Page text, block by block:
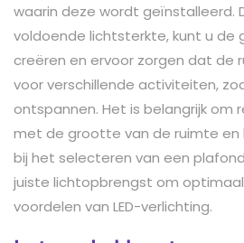
waarin deze wordt geïnstalleerd.
voldoende lichtsterkte, kunt u de
creëren en ervoor zorgen dat de
voor verschillende activiteiten,
ontspannen. Het is belangrijk om
met de grootte van de ruimte
bij het selecteren van een
juiste lichtopbrengst om
voordelen van LED-verlichting.